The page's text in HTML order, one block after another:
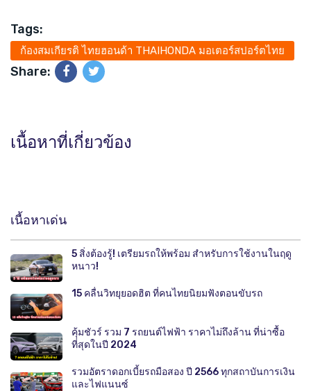
Tags:
ก้องสมเกียรติ ไทยฮอนด้า THAIHONDA มอเตอร์สปอร์ตไทย
Share:
เนื้อหาที่เกี่ยวข้อง
เนื้อหาเด่น
5 สิ่งต้องรู้! เตรียมรถให้พร้อม สำหรับการใช้งานในฤดู
หนาว!
15 คลื่นวิทยุยอดฮิต ที่คนไทยนิยมฟังตอนขับรถ
คุ้มชัวร์ รวม 7 รถยนต์ไฟฟ้า ราคาไม่ถึงล้าน ที่น่าซื้อ
ที่สุดในปี 2024
รวมอัตราดอกเบี้ยรถมือสอง ปี 2566 ทุกสถาบันการเงิน
และไฟแนนซ์